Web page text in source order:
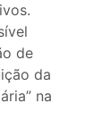
de
da
na